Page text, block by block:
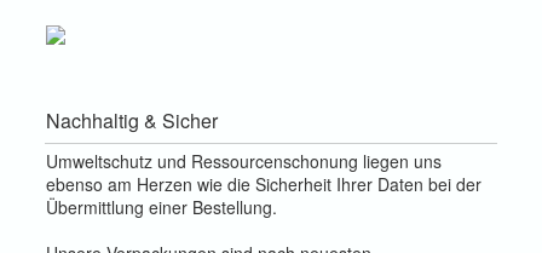
Nachhaltig & Sicher
Umweltschutz und Ressourcenschonung liegen uns
ebenso am Herzen wie die Sicherheit Ihrer Daten bei der
Übermittlung einer Bestellung.